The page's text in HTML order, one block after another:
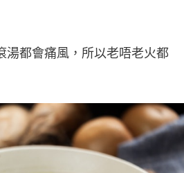
湯都會痛風，所以老唔老火都